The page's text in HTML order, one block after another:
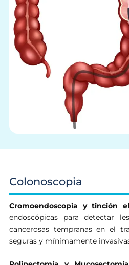
Colonoscopia
Cromoendoscopia y tinción
endoscópicas para detectar
cancerosas tempranas en el
seguras y mínimamente